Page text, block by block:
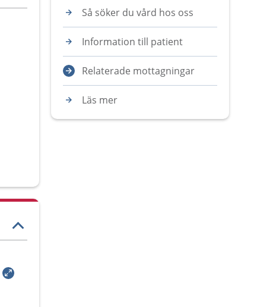
Så söker du vård hos oss
Information till patient
Relaterade mottagningar
Läs mer